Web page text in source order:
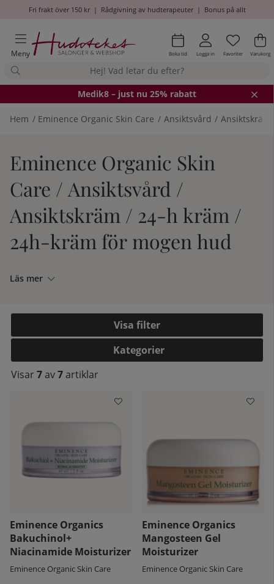
Fri frakt över 150 kr| Rådgivning av hudterapeuter| Bonus på allt
Meny Boka tid Logga in Antal i
.
Favoriter .
Varukorg
Medik8 – just nu 25% rabatt
Hem Eminence Organic Skin Care Ansiktsvård Ansiktskräm
Eminence Organic Skin
Care / Ansiktsvård /
Ansiktskräm / 24-h kräm /
24h-kräm för mogen hud
Läs mer
Filtrera
Kategorier
Visar 7av7artiklar
Eminence Organics
Bakuchinol+
Niacinamide Moisturizer
Eminence Organic Skin Care
Eminence Organics
Mangosteen Gel
Moisturizer
Eminence Organic Skin Care